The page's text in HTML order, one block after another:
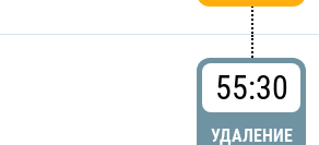
55:30
УДАЛЕНИЕ